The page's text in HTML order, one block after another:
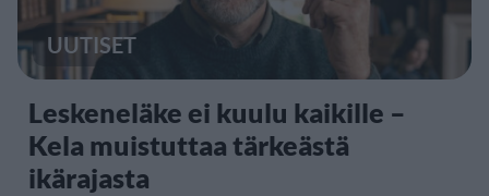
UUTISET
Leskeneläke ei kuulu kaikille –
Kela muistuttaa tärkeästä
ikärajasta